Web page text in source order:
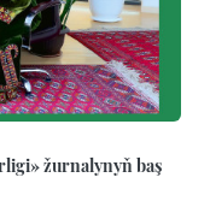
žurnalynyň baş